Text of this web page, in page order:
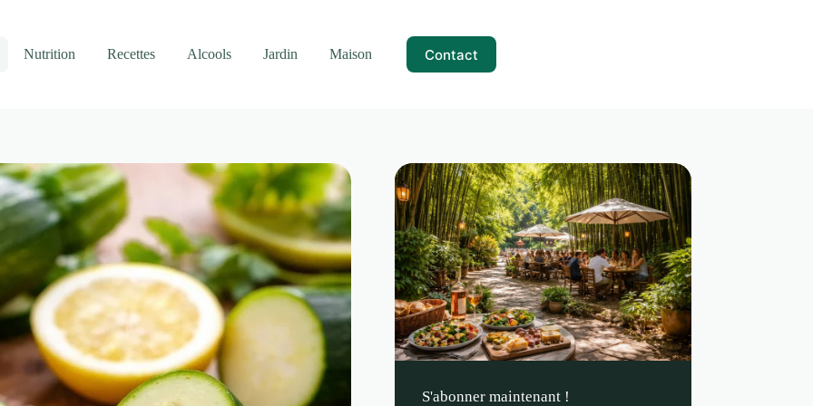
Nutrition Recettes Alcools Jardin Maison Contact
S'abonner maintenant !